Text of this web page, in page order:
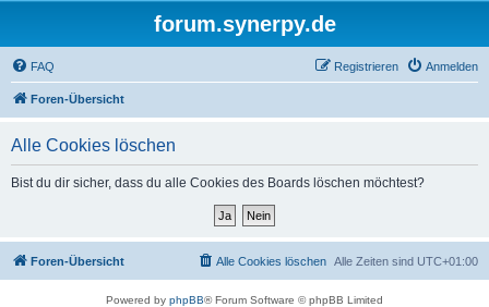
forum.synerpy.de
FAQ Anmelden
Registrieren
Foren-Übersicht
Alle Cookies löschen
Bist du dir sicher, dass du alle Cookies des Boards löschen möchtest?
Foren-Übersicht Alle Zeiten sind UTC+01:00
Alle Cookies löschen
Powered by phpBB® Forum Software © phpBB Limited